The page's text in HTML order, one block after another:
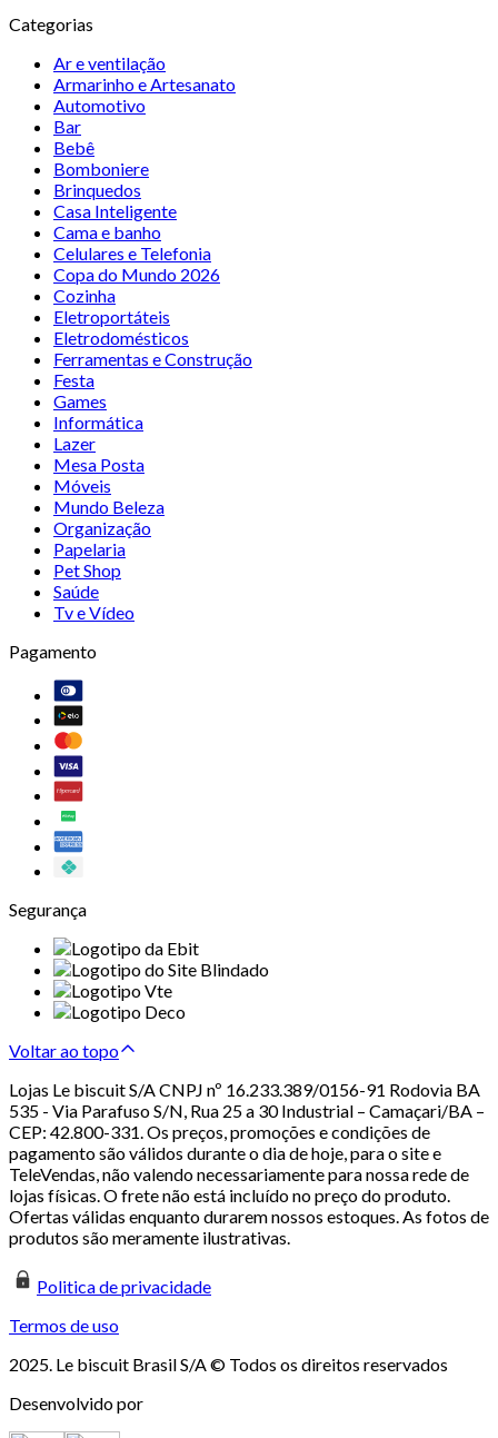
Categorias
Ar e ventilação
Armarinho e Artesanato
Automotivo
Bar
Bebê
Bomboniere
Brinquedos
Casa Inteligente
Cama e banho
Celulares e Telefonia
Copa do Mundo 2026
Cozinha
Eletroportáteis
Eletrodomésticos
Ferramentas e Construção
Festa
Games
Informática
Lazer
Mesa Posta
Móveis
Mundo Beleza
Organização
Papelaria
Pet Shop
Saúde
Tv e Vídeo
Pagamento
Segurança
Voltar ao topo
Lojas Le biscuit S/A CNPJ nº 16.233.389/0156-91 Rodovia BA
535 - Via Parafuso S/N, Rua 25 a 30 Industrial – Camaçari/BA –
CEP: 42.800-331. Os preços, promoções e condições de
pagamento são válidos durante o dia de hoje, para o site e
TeleVendas, não valendo necessariamente para nossa rede de
lojas físicas. O frete não está incluído no preço do produto.
Ofertas válidas enquanto durarem nossos estoques. As fotos de
produtos são meramente ilustrativas.
Politica de privacidade
Termos de uso
2025. Le biscuit Brasil S/A © Todos os direitos reservados
Desenvolvido por